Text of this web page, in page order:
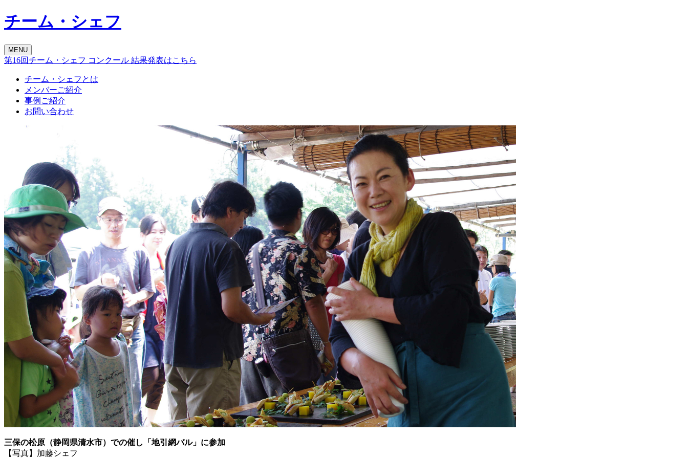
チーム・シェフ
MENU
第16回チーム・シェフ コンクール 結果発表はこちら
チーム・シェフとは
メンバーご紹介
事例ご紹介
お問い合わせ
三保の松原（静岡県清水市）での催し「地引網バル」に参加
【写真】加藤シェフ